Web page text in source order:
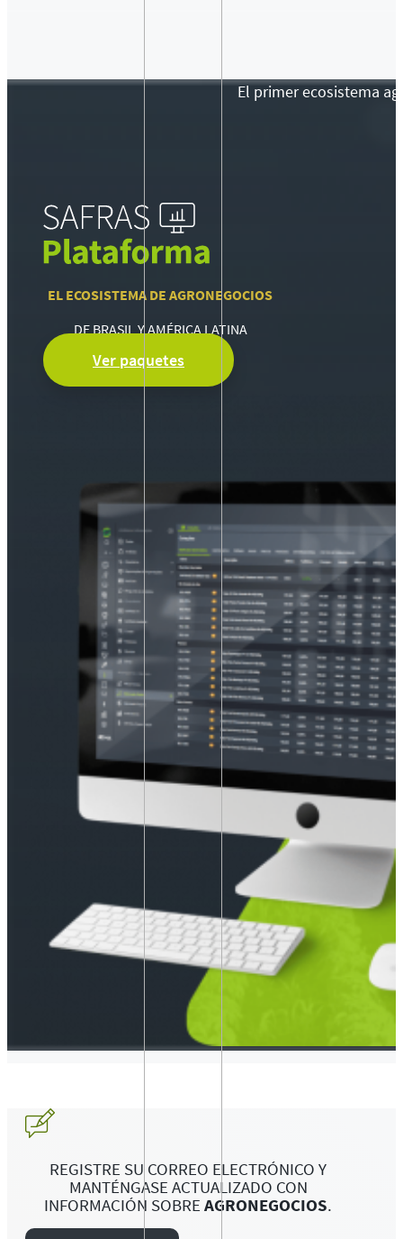
El primer ecosistema
EL ECOSISTEMA DE AGRONEGOCIOS
DE BRASIL Y AMÉRICA LATINA
Ver paquetes
REGISTRE SU CORREO ELECTRÓNICO Y
MANTÉNGASE ACTUALIZADO CON
INFORMACIÓN SOBRE AGRONEGOCIOS.